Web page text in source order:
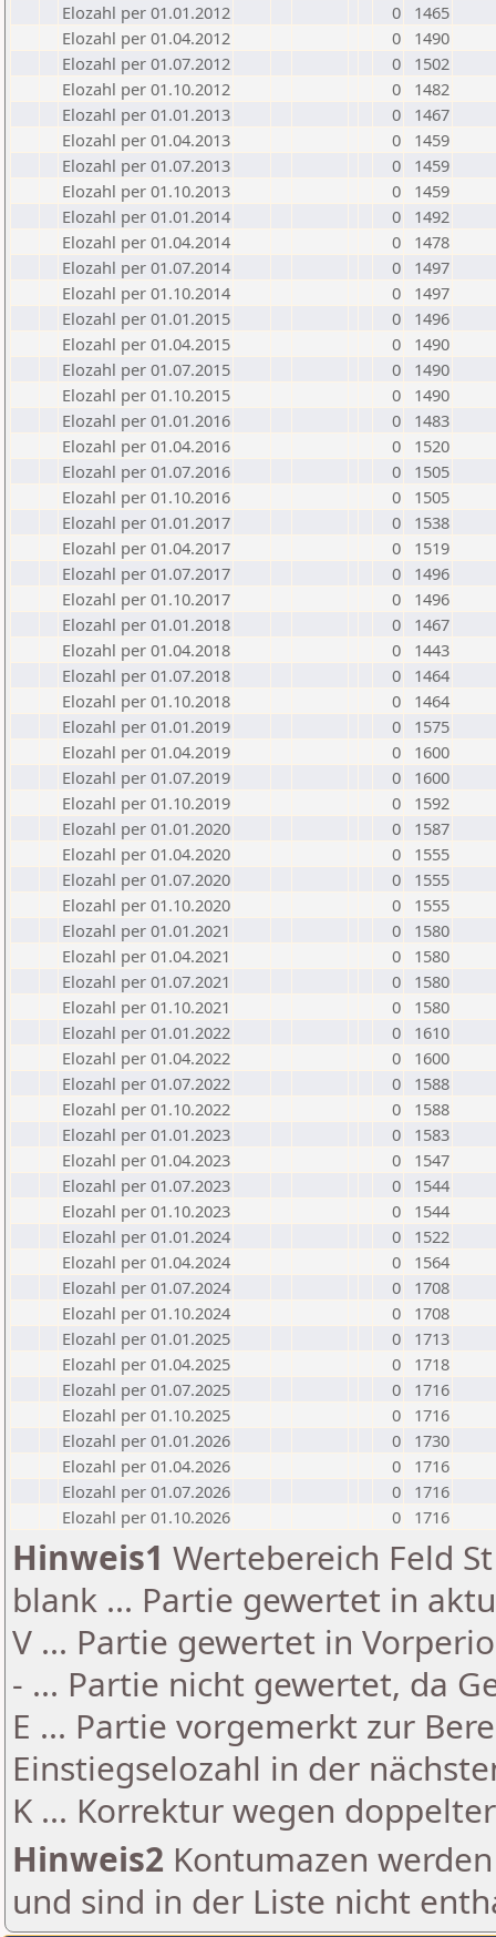
Elozahl per 01.01.2012
0
1465
Elozahl per 01.04.2012
0
1490
Elozahl per 01.07.2012
0
1502
Elozahl per 01.10.2012
0
1482
Elozahl per 01.01.2013
0
1467
Elozahl per 01.04.2013
0
1459
Elozahl per 01.07.2013
0
1459
Elozahl per 01.10.2013
0
1459
Elozahl per 01.01.2014
0
1492
Elozahl per 01.04.2014
0
1478
Elozahl per 01.07.2014
0
1497
Elozahl per 01.10.2014
0
1497
Elozahl per 01.01.2015
0
1496
Elozahl per 01.04.2015
0
1490
Elozahl per 01.07.2015
0
1490
Elozahl per 01.10.2015
0
1490
Elozahl per 01.01.2016
0
1483
Elozahl per 01.04.2016
0
1520
Elozahl per 01.07.2016
0
1505
Elozahl per 01.10.2016
0
1505
Elozahl per 01.01.2017
0
1538
Elozahl per 01.04.2017
0
1519
Elozahl per 01.07.2017
0
1496
Elozahl per 01.10.2017
0
1496
Elozahl per 01.01.2018
0
1467
Elozahl per 01.04.2018
0
1443
Elozahl per 01.07.2018
0
1464
Elozahl per 01.10.2018
0
1464
Elozahl per 01.01.2019
0
1575
Elozahl per 01.04.2019
0
1600
Elozahl per 01.07.2019
0
1600
Elozahl per 01.10.2019
0
1592
Elozahl per 01.01.2020
0
1587
Elozahl per 01.04.2020
0
1555
Elozahl per 01.07.2020
0
1555
Elozahl per 01.10.2020
0
1555
Elozahl per 01.01.2021
0
1580
Elozahl per 01.04.2021
0
1580
Elozahl per 01.07.2021
0
1580
Elozahl per 01.10.2021
0
1580
Elozahl per 01.01.2022
0
1610
Elozahl per 01.04.2022
0
1600
Elozahl per 01.07.2022
0
1588
Elozahl per 01.10.2022
0
1588
Elozahl per 01.01.2023
0
1583
Elozahl per 01.04.2023
0
1547
Elozahl per 01.07.2023
0
1544
Elozahl per 01.10.2023
0
1544
Elozahl per 01.01.2024
0
1522
Elozahl per 01.04.2024
0
1564
Elozahl per 01.07.2024
0
1708
Elozahl per 01.10.2024
0
1708
Elozahl per 01.01.2025
0
1713
Elozahl per 01.04.2025
0
1718
Elozahl per 01.07.2025
0
1716
Elozahl per 01.10.2025
0
1716
Elozahl per 01.01.2026
0
1730
Elozahl per 01.04.2026
0
1716
Elozahl per 01.07.2026
0
1716
Elozahl per 01.10.2026
0 1716
Hinweis1 Wertebereich Feld
blank ... Partie gewertet in
V ... Partie gewertet in
- ... Partie nicht gewertet, da
E ... Partie vorgemerkt zur
Einstiegselozahl in der
K ... Korrektur wegen
Hinweis2 Kontumazen
und sind in der Liste nicht